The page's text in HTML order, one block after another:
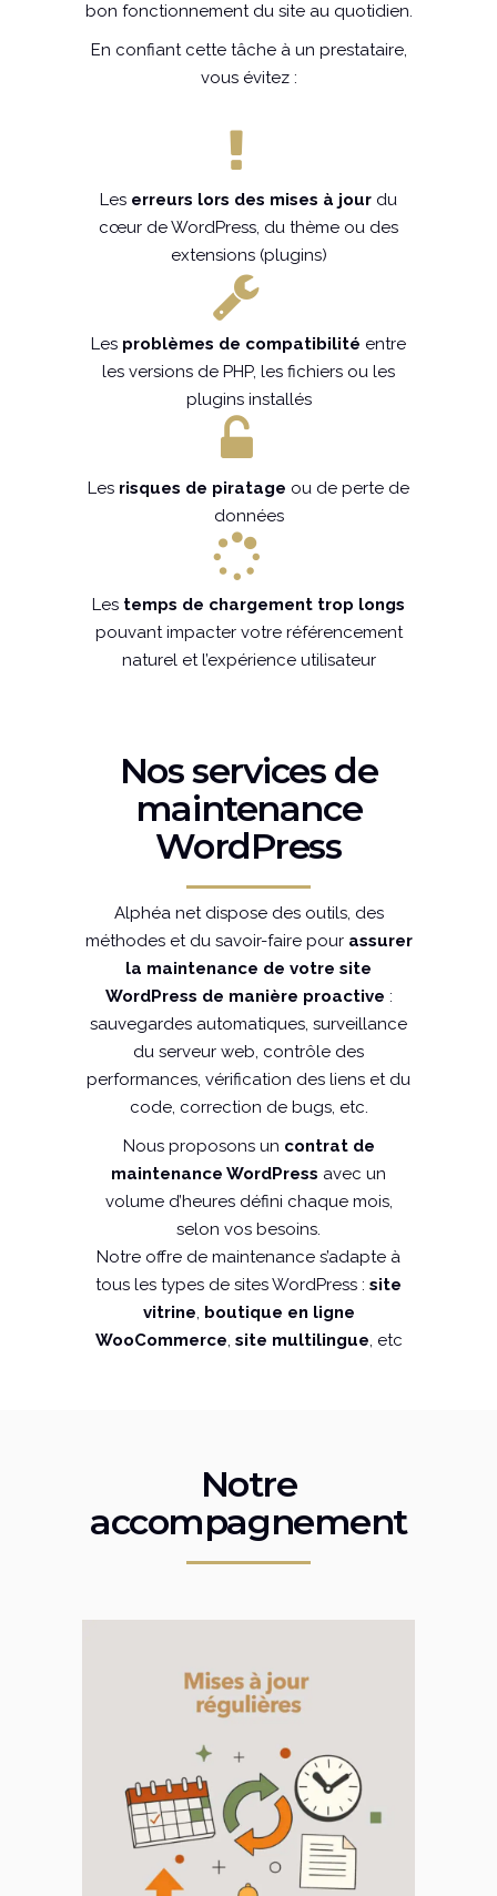
bon fonctionnement du site au quotidien.
En confiant cette tâche à un prestataire,
vous évitez :
Les erreurs lors des mises à jour du
cœur de WordPress, du thème ou des
extensions (plugins)
Les problèmes de compatibilité entre
les versions de PHP, les fichiers ou les
plugins installés
Les risques de piratage ou de perte de
données
Les temps de chargement trop longs
pouvant impacter votre référencement
naturel et l’expérience utilisateur
Nos services de
maintenance
WordPress
Alphéa net dispose des outils, des
méthodes et du savoir-faire pour assurer
la maintenance de votre site
WordPress de manière proactive :
sauvegardes automatiques, surveillance
du serveur web, contrôle des
performances, vérification des liens et du
code, correction de bugs, etc.
Nous proposons un contrat de
maintenance WordPress avec un
volume d’heures défini chaque mois,
selon vos besoins.
Notre offre de maintenance s’adapte à
tous les types de sites WordPress : site
vitrine, boutique en ligne
WooCommerce, site multilingue, etc
Notre
accompagnement